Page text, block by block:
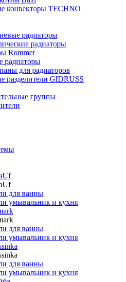
конвекторы TECHNO
радиаторы
радиаторы
Rommer
радиаторы
для радиаторов
разделители GIDRUSS
группы
для ванны
умывальник и кухня
для ванны
умывальник и кухня
для ванны
умывальник и кухня